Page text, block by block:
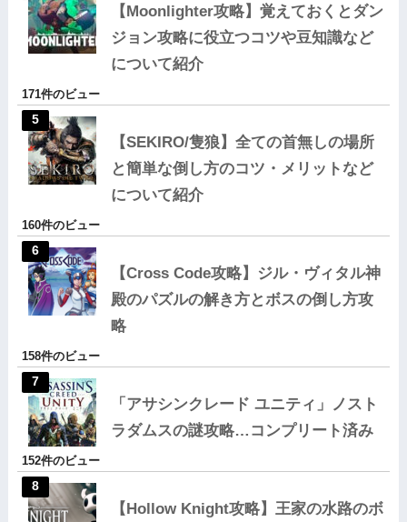
【Moonlighter攻略】覚えておくとダン
ジョン攻略に役立つコツや豆知識など
について紹介
171件のビュー
【SEKIRO/隻狼】全ての首無しの場所
と簡単な倒し方のコツ・メリットなど
について紹介
160件のビュー
【Cross Code攻略】ジル・ヴィタル神
殿のパズルの解き方とボスの倒し方攻
略
158件のビュー
「アサシンクレード ユニティ」ノスト
ラダムスの謎攻略…コンプリート済み
152件のビュー
【Hollow Knight攻略】王家の水路のボ